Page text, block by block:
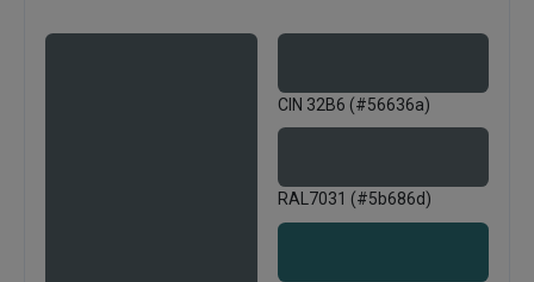
CIN 32B6 (#56636a)
RAL7031 (#5b686d)